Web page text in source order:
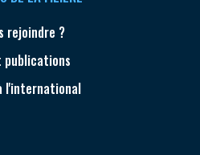
rejoindre ?
publications
l'international